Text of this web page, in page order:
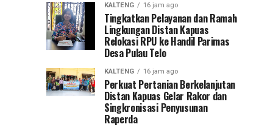
KALTENG 16 jam ago
Tingkatkan Pelayanan dan Ramah
Lingkungan Distan Kapuas
Relokasi RPU ke Handil Parimas
Desa Pulau Telo
KALTENG 16 jam ago
Perkuat Pertanian Berkelanjutan
Distan Kapuas Gelar Rakor dan
Singkronisasi Penyusunan
Raperda